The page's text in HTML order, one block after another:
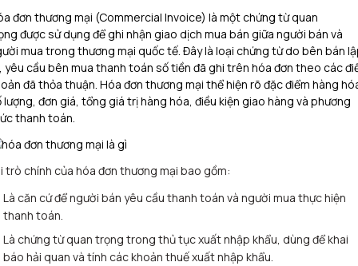
đơn thương mại (Commercial Invoice) là một chứng từ quan
được sử dụng để ghi nhận giao dịch mua bán giữa người bán và
mua trong thương mại quốc tế. Đây là loại chứng từ do bên bán
yêu cầu bên mua thanh toán số tiền đã ghi trên hóa đơn theo các
đã thỏa thuận. Hóa đơn thương mại thể hiện rõ đặc điểm hàng
lượng, đơn giá, tổng giá trị hàng hóa, điều kiện giao hàng và phương
thanh toán.
trò chính của hóa đơn thương mại bao gồm:
Là căn cứ để người bán yêu cầu thanh toán và người mua thực hiện
thanh toán.
Là chứng từ quan trọng trong thủ tục xuất nhập khẩu, dùng để khai
báo hải quan và tính các khoản thuế xuất nhập khẩu.